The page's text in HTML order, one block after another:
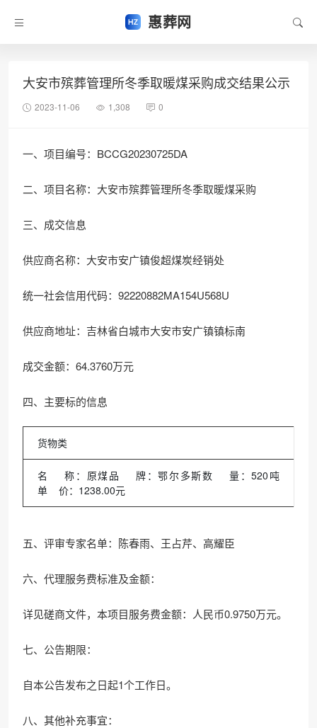
惠葬网
大安市殡葬管理所冬季取暖煤采购成交结果公示
2023-11-06 1,308 0
一、项目编号：BCCG20230725DA
二、项目名称：大安市殡葬管理所冬季取暖煤采购
三、成交信息
供应商名称：大安市安广镇俊超煤炭经销处
统一社会信用代码：92220882MA154U568U
供应商地址：吉林省白城市大安市安广镇镇标南
成交金额：64.3760万元
四、主要标的信息
货物类
名 称：原煤品 牌：鄂尔多斯数 量：520吨
单 价：1238.00元
五、评审专家名单：陈春雨、王占芹、高耀臣
六、代理服务费标准及金额：
详见磋商文件，本项目服务费金额：人民币0.9750万元。
七、公告期限：
自本公告发布之日起1个工作日。
八、其他补充事宜：